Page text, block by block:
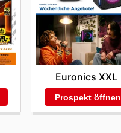
Euronics XXL
Prospekt öffnen